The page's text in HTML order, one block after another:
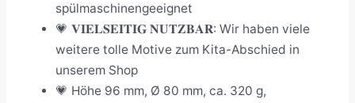
spülmaschinengeeignet
💗 𝐕𝐈𝐄𝐋𝐒𝐄𝐈𝐓𝐈𝐆 𝐍𝐔𝐓𝐙𝐁𝐀𝐑: Wir haben viele
weitere tolle Motive zum Kita-Abschied in
unserem Shop
💗 Höhe 96 mm, Ø 80 mm, ca. 320 g,